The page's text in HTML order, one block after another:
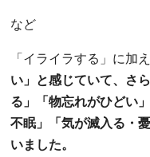
など
「イライラする」に加え
い」と感じていて、さ
る」「物忘れがひどい
不眠」「気が滅入る・
いました。